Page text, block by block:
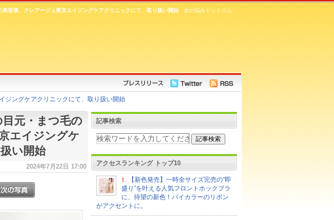
女の悩みドットコム
容液、クレアージュ東京エイジングケアクリニックにて、取り扱い開始
ジングケアクリニックにて、取り扱い開始
元・まつ毛の
エイジングケ
い開始
2024年7月22日 17:00
記事検索
アクセスランキング トップ10
1.
【新色発売】一時全サイズ完売の“即
盛り”を叶える人気フロントホックブラ
に、待望の新色！バイカラーのリボン
がアクセントに。